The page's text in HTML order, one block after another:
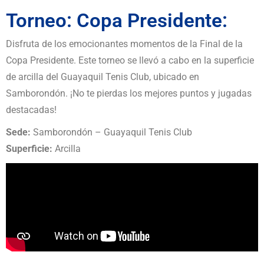
Torneo: Copa Presidente:
Disfruta de los emocionantes momentos de la Final de la
Copa Presidente. Este torneo se llevó a cabo en la superficie
de arcilla del Guayaquil Tenis Club, ubicado en
Samborondón. ¡No te pierdas los mejores puntos y jugadas
destacadas!
Sede: Samborondón – Guayaquil Tenis Club
Superficie: Arcilla